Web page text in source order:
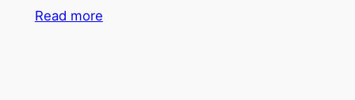
Read more